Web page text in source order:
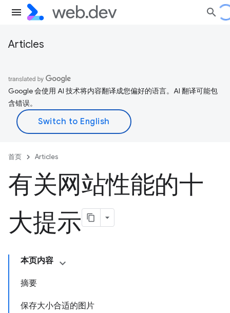
Articles
Google 会使用 AI 技术将内容翻译成您偏好的语言。AI 翻译可能包
含错误。
首页 Articles
有关网站性能的十
大提示
本页内容
摘要
保存大小合适的图片